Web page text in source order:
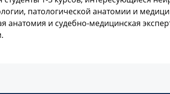
патологической анатомии и
анатомия и судебно-медицинская